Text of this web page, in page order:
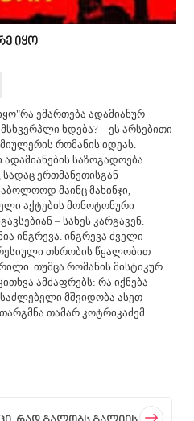
იყო
ემართება ადამიანურ
ხდება? – ეს არსებითი
რომანის იდეას.
საზოგადოება
ერთმანეთისგან
მაინც მახინჯი,
აქტების მონოტონური
– სახეს კარგავენ.
ინგრევა. ინგრევა ძველი
თხრობის წყალობით
თუმცა რომანის მისტიკურ
ამძაფრებს: რა იქნება
მშვიდობა ასეთ
თამარ კოტრიკაძემ